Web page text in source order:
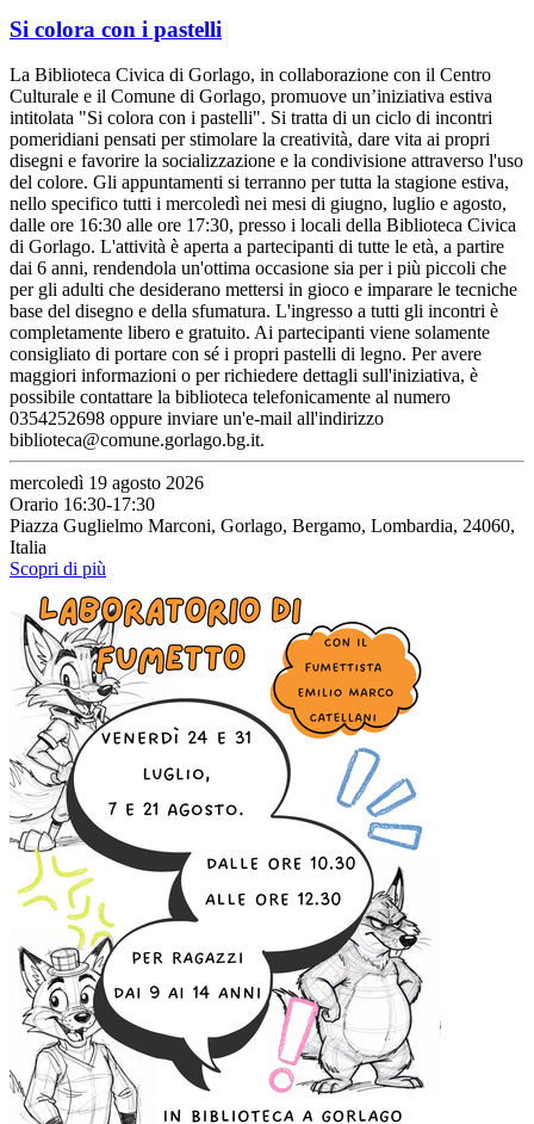
Si colora con i pastelli
La Biblioteca Civica di Gorlago, in collaborazione con il Centro
Culturale e il Comune di Gorlago, promuove un’iniziativa estiva
intitolata "Si colora con i pastelli". Si tratta di un ciclo di incontri
pomeridiani pensati per stimolare la creatività, dare vita ai propri
disegni e favorire la socializzazione e la condivisione attraverso l'uso
del colore. Gli appuntamenti si terranno per tutta la stagione estiva,
nello specifico tutti i mercoledì nei mesi di giugno, luglio e agosto,
dalle ore 16:30 alle ore 17:30, presso i locali della Biblioteca Civica
di Gorlago. L'attività è aperta a partecipanti di tutte le età, a partire
dai 6 anni, rendendola un'ottima occasione sia per i più piccoli che
per gli adulti che desiderano mettersi in gioco e imparare le tecniche
base del disegno e della sfumatura. L'ingresso a tutti gli incontri è
completamente libero e gratuito. Ai partecipanti viene solamente
consigliato di portare con sé i propri pastelli di legno. Per avere
maggiori informazioni o per richiedere dettagli sull'iniziativa, è
possibile contattare la biblioteca telefonicamente al numero
0354252698 oppure inviare un'e-mail all'indirizzo
biblioteca@comune.gorlago.bg.it.
mercoledì 19 agosto 2026
Orario 16:30-17:30
Piazza Guglielmo Marconi, Gorlago, Bergamo, Lombardia, 24060,
Italia
Scopri di più